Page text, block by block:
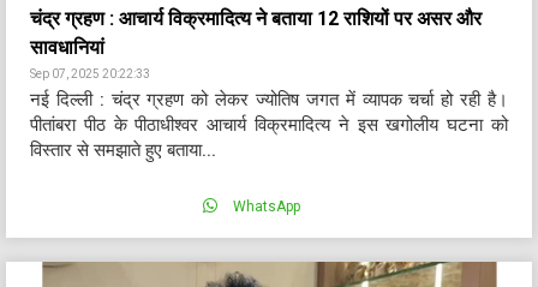
चंद्र ग्रहण : आचार्य विक्रमादित्य ने बताया 12 राशियों पर असर और
सावधानियां
Sep 07, 2025 20:22:33
नई दिल्ली : चंद्र ग्रहण को लेकर ज्योतिष जगत में व्यापक चर्चा हो रही है।
पीतांबरा पीठ के पीठाधीश्वर आचार्य विक्रमादित्य ने इस खगोलीय घटना को
विस्तार से समझाते हुए बताया...
WhatsApp